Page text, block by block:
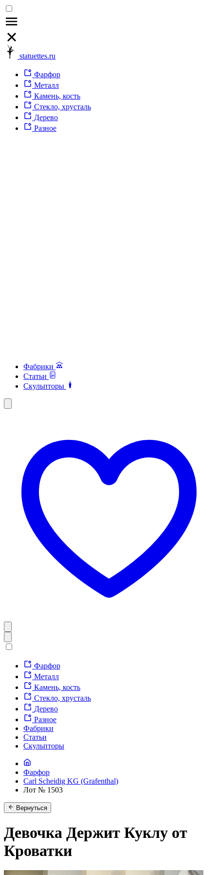
statuettes.ru
Фарфор
Металл
Камень, кость
Стекло, хрусталь
Дерево
Разное
Фабрики
Статьи
Скульпторы
Фарфор
Металл
Камень, кость
Стекло, хрусталь
Дерево
Разное
Фабрики
Статьи
Скульпторы
Фарфор
Carl Scheidig KG (Grafenthal)
Лот № 1503
Вернуться
Девочка Держит Куклу от
Кроватки